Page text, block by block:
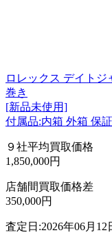
ロレックス デイトジ
巻き
[新品未使用]
付属品:内箱 外箱 保
９社平均買取価格
1,850,000円
店舗間買取価格差
350,000円
査定日:2026年06月12